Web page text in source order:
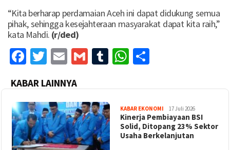
“Kita berharap perdamaian Aceh ini dapat didukung semua
pihak, sehingga kesejahteraan masyarakat dapat kita raih,”
kata Mahdi. (r/ded)
Facebook
Twitter
EmailGmailTumblrWhatsApp
KABAR LAINNYA
KABAR EKONOMI 17 Juli 2026
Kinerja Pembiayaan BSI
Solid, Ditopang 23% Sektor
Usaha Berkelanjutan